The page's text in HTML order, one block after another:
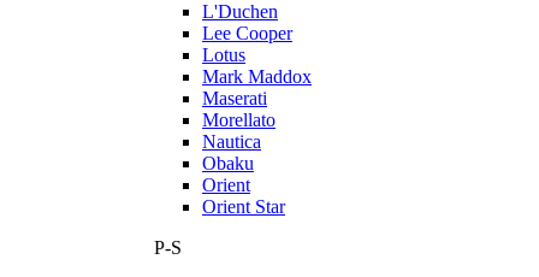
L'Duchen
Lee Cooper
Lotus
Mark Maddox
Maserati
Morellato
Nautica
Obaku
Orient
Orient Star
P-S